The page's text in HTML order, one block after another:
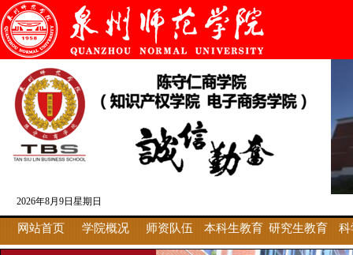
2026年8月9日星期日
网站首页 学院概况 师资队伍 本科生教育 研究生教育 科